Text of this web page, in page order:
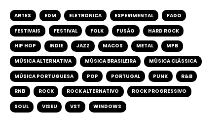
ARTES EDM ELETRONICA EXPERIMENTAL FADO
FESTIVAIS FESTIVAL FOLK FUSÃO HARD ROCK
HIP HOP INDIE JAZZ MACOS METAL MPB
MÚSICA ALTERNATIVA MÚSICA BRASILEIRA MÚSICA CLÁSSICA
MÚSICA PORTUGUESA POP PORTUGAL PUNK R&B
RNB ROCK ROCK ALTERNATIVO ROCK PROGRESSIVO
SOUL VISEU VST WINDOWS